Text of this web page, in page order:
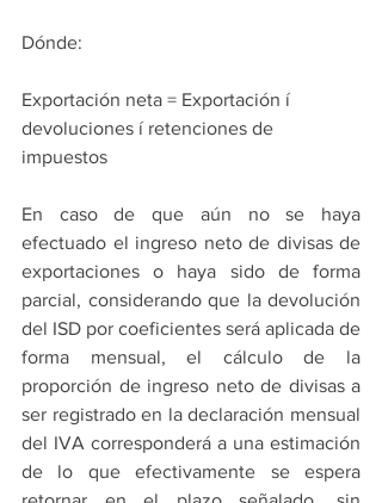
Dónde:
Exportación neta = Exportación í
devoluciones í retenciones de
impuestos
En caso de que aún no se haya
efectuado el ingreso neto de divisas de
exportaciones o haya sido de forma
parcial, considerando que la devolución
del ISD por coeficientes será aplicada de
forma mensual, el cálculo de la
proporción de ingreso neto de divisas a
ser registrado en la declaración mensual
del IVA corresponderá a una estimación
de lo que efectivamente se espera